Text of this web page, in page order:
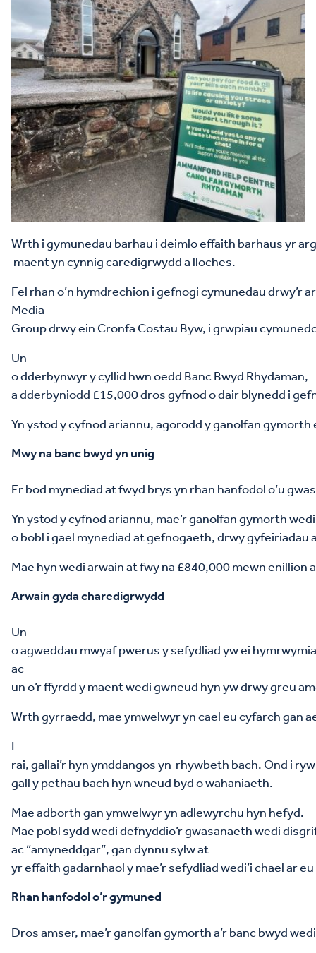
Wrth i gymunedau barhau i deimlo effaith barhaus yr
maent yn cynnig caredigrwydd a lloches.
Fel rhan o’n hymdrechion i gefnogi cymunedau
Media
Group drwy ein Cronfa Costau Byw, i grwpiau
Un
o dderbynwyr y cyllid hwn oedd Banc Bwyd Rhydaman,
a dderbyniodd £15,000 dros gyfnod o dair blynedd i
Yn ystod y cyfnod ariannu, agorodd y ganolfan gymorth
Mwy na banc bwyd yn unig
Er bod mynediad at fwyd brys yn rhan hanfodol o’u
Yn ystod y cyfnod ariannu, mae’r ganolfan gymorth
o bobl i gael mynediad at gefnogaeth, drwy
Mae hyn wedi arwain at fwy na £840,000 mewn
Arwain gyda charedigrwydd
Un
o agweddau mwyaf pwerus y sefydliad yw ei
ac
un o’r ffyrdd y maent wedi gwneud hyn yw drwy greu
Wrth gyrraedd, mae ymwelwyr yn cael eu cyfarch gan
I
rai, gallai’r hyn ymddangos yn rhywbeth bach. Ond i
gall y pethau bach hyn wneud byd o wahaniaeth.
Mae adborth gan ymwelwyr yn adlewyrchu hyn hefyd.
Mae pobl sydd wedi defnyddio’r gwasanaeth wedi
ac “amyneddgar”, gan dynnu sylw at
yr effaith gadarnhaol y mae’r sefydliad wedi’i chael ar
Rhan hanfodol o’r gymuned
Dros amser, mae’r ganolfan gymorth a’r banc bwyd